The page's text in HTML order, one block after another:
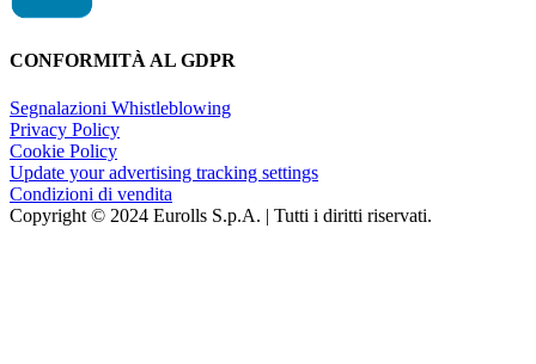
CONFORMITÀ AL GDPR
Segnalazioni Whistleblowing
Privacy Policy
Cookie Policy
Update your advertising tracking settings
Condizioni di vendita
Copyright © 2024 Eurolls S.p.A. | Tutti i diritti riservati.